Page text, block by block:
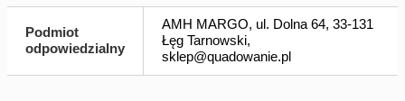
Podmiot
odpowiedzialny
AMH MARGO, ul. Dolna 64, 33-131
Łęg Tarnowski,
sklep@quadowanie.pl